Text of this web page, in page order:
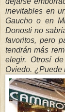
inevitables en
Gaucho o en
Donosti no
favoritos, pero
tendrán más
elegir. Otrosí
Oviedo. ¿Puede